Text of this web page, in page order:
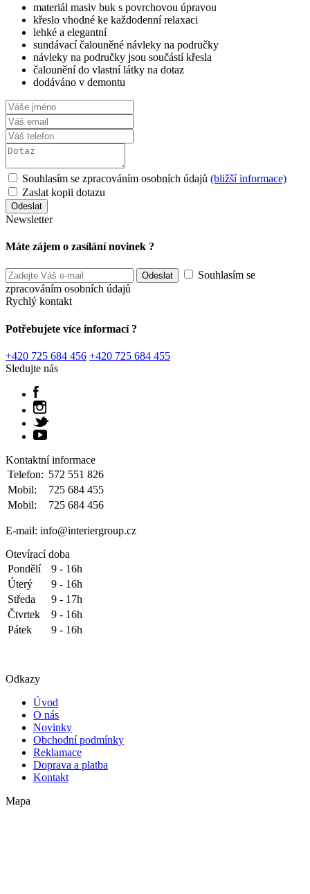
materiál masiv buk s povrchovou úpravou
křeslo vhodné ke každodenní relaxaci
lehké a elegantní
sundávací čalouněné návleky na područky
návleky na područky jsou součástí křesla
čalounění do vlastní látky na dotaz
dodáváno v demontu
Souhlasím se zpracováním osobních údajů (bližší informace)
Zaslat kopii dotazu
Newsletter
Máte zájem o zasílání novinek ?
Souhlasím se
zpracováním osobních údajů
Rychlý kontakt
Potřebujete více informací ?
+420 725 684 456 +420 725 684 455
Sledujte nás
Kontaktní informace
Telefon: 572 551 826
Mobil:
725 684 455
Mobil:
725 684 456
E-mail: info@interiergroup.cz
Otevírací doba
Pondělí
9 - 16h
Úterý
9 - 16h
Středa
9 - 17h
Čtvrtek
9 - 16h
Pátek
9 - 16h
Odkazy
Úvod
O nás
Novinky
Obchodní podmínky
Reklamace
Doprava a platba
Kontakt
Mapa